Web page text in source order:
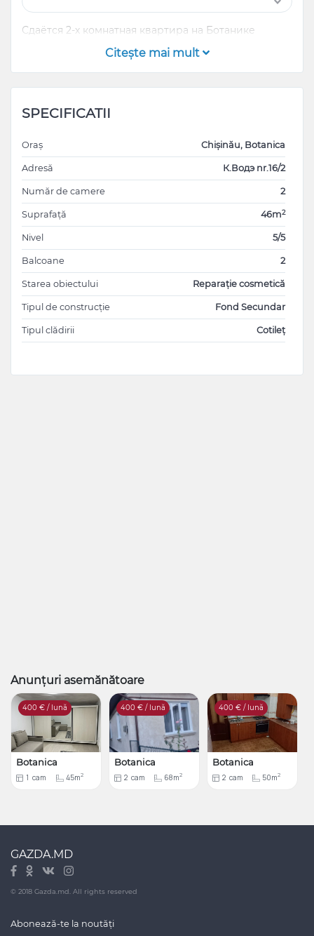
Сдаётся 2-х комнатная квартира на Ботанике
Citeşte mai mult
SPECIFICATII
Oraș Chișinău, Botanica
Adresă К.Водэ nr.16/2
Număr de camere 2
Suprafață 46m2
Nivel 5/5
Balcoane 2
Starea obiectului Reparație cosmetică
Tipul de construcție Fond Secundar
Tipul clădirii Cotileț
Anunțuri asemănătoare
400 € / lună
Botanica
1 cam 45m2
400 € / lună
Botanica
2 cam 68m2
400 € / lună
Botanica
2 cam 50m2
GAZDA.MD
© 2018 Gazda.md. All rights reserved
Abonează-te la noutăți